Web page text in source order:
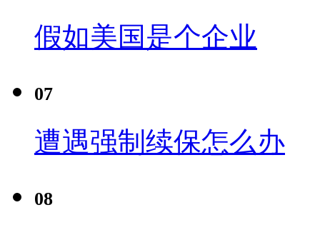
假如美国是个企业
07
遭遇强制续保怎么办
08